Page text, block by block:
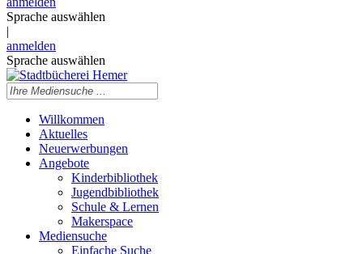
Sprache auswählen
|
anmelden
Sprache auswählen
Willkommen
Aktuelles
Neuerwerbungen
Angebote
Kinderbibliothek
Jugendbibliothek
Schule & Lernen
Makerspace
Mediensuche
Einfache Suche